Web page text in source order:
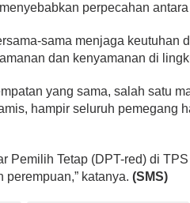
perpecahan
sama menjaga
dan kenyamanan di
yang sama, salah satu
hampir seluruh pemegang
Pemilih Tetap (DPT-red) di
perempuan,” katanya.(SMS)